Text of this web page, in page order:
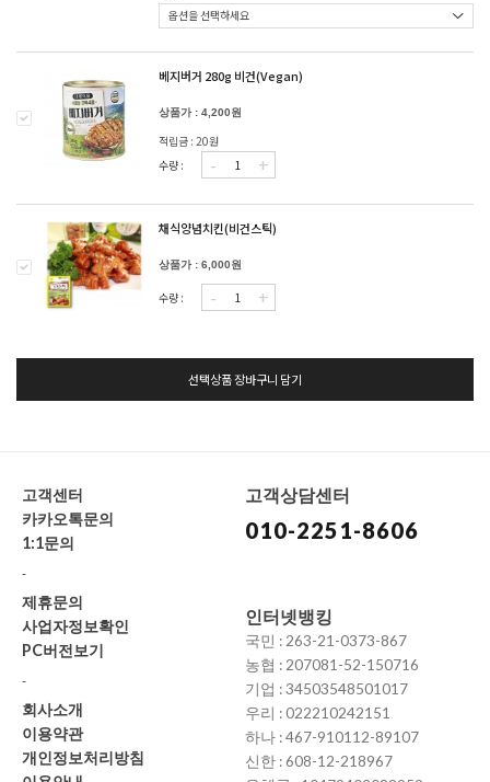
베지버거 280g 비건(Vegan)
상품가 : 4,200원
적립금 : 20원
수량 :
- +
채식양념치킨(비건스틱)
상품가 : 6,000원
수량 : - +
선택상품 장바구니 담기
고객센터
카카오톡문의
1:1문의
-
제휴문의
사업자정보확인
PC버전보기
-
회사소개
이용약관
개인정보처리방침
고객상담센터
010-2251-8606
인터넷뱅킹
국민 : 263-21-0373-867
농협 : 207081-52-150716
기업 : 34503548501017
우리 : 022210242151
하나 : 467-910112-89107
신한 : 608-12-218967